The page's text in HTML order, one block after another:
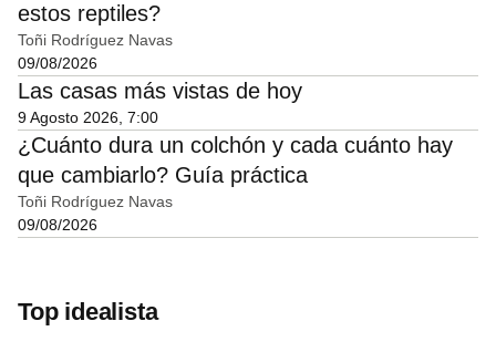
estos reptiles?
Toñi Rodríguez Navas
09/08/2026
Las casas más vistas de hoy
9 Agosto 2026, 7:00
¿Cuánto dura un colchón y cada cuánto hay
que cambiarlo? Guía práctica
Toñi Rodríguez Navas
09/08/2026
Top idealista